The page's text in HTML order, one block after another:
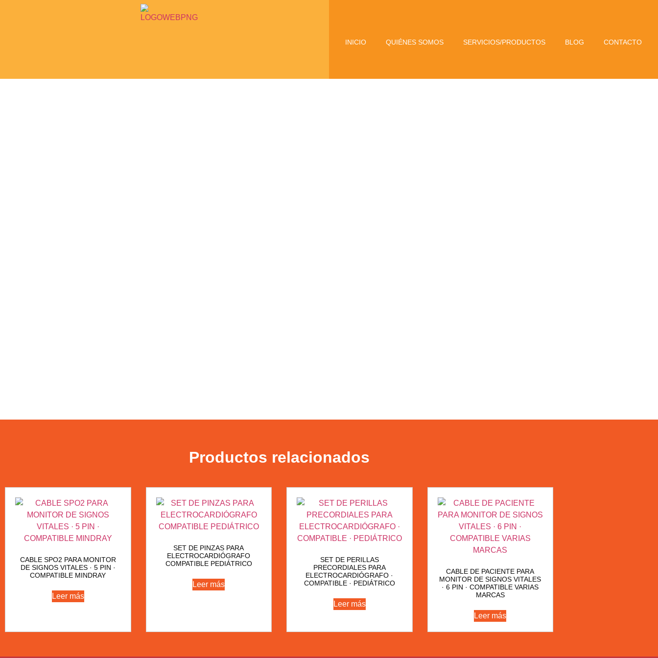
INICIO QUIÉNES SOMOS SERVICIOS/PRODUCTOS BLOG CONTACTO
Productos relacionados
CABLE SPO2 PARA MONITOR
DE SIGNOS VITALES · 5 PIN ·
COMPATIBLE MINDRAY
Leer más
SET DE PINZAS PARA
ELECTROCARDIÓGRAFO
COMPATIBLE PEDIÁTRICO
Leer más
SET DE PERILLAS
PRECORDIALES PARA
ELECTROCARDIÓGRAFO ·
COMPATIBLE · PEDIÁTRICO
Leer más
CABLE DE PACIENTE PARA
MONITOR DE SIGNOS VITALES
· 6 PIN · COMPATIBLE VARIAS
MARCAS
Leer más